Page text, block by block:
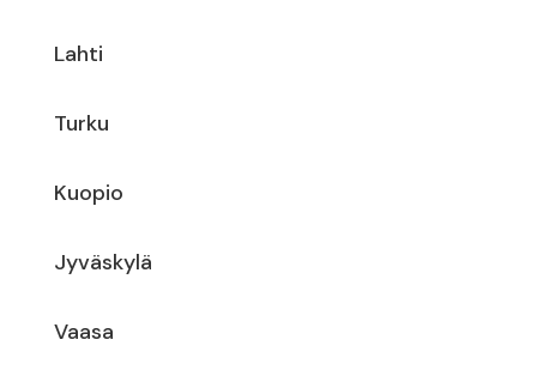
Lahti
Turku
Kuopio
Jyväskylä
Vaasa